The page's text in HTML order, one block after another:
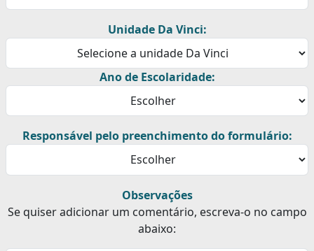
Unidade Da Vinci:
Ano de Escolaridade:
Responsável pelo preenchimento do formulário:
Observações
Se quiser adicionar um comentário, escreva-o no campo
abaixo: